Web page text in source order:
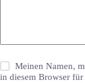
Meinen Namen,
in diesem Browser